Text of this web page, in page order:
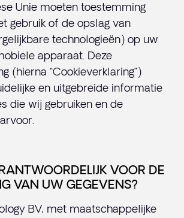
Unie moeten toestemming
gebruik of de opslag van
technologieën) op uw
apparaat. Deze
(hierna “Cookieverklaring”)
en uitgebreide informatie
die wij gebruiken en de
VOOR DE
VAN UW GEGEVENS?
BV, met maatschappelijke